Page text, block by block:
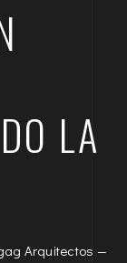
LA
Arquitectos —